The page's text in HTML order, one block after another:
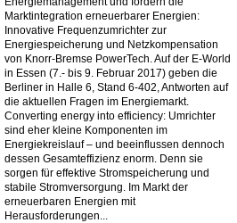
Marktintegration erneuerbarer Energien:
Innovative Frequenzumrichter zur
Energiespeicherung und Netzkompensation
von Knorr-Bremse PowerTech. Auf der E-World
in Essen (7.- bis 9. Februar 2017) geben die
Berliner in Halle 6, Stand 6-402, Antworten auf
die aktuellen Fragen im Energiemarkt.
Converting energy into efficiency: Umrichter
sind eher kleine Komponenten im
Energiekreislauf – und beeinflussen dennoch
dessen Gesamteffizienz enorm. Denn sie
sorgen für effektive Stromspeicherung und
stabile Stromversorgung. Im Markt der
erneuerbaren Energien mit
Herausforderungen...